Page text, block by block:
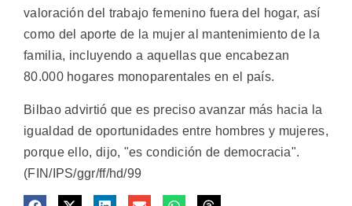
valoración del trabajo femenino fuera del hogar, así
como del aporte de la mujer al mantenimiento de la
familia, incluyendo a aquellas que encabezan
80.000 hogares monoparentales en el país.
Bilbao advirtió que es preciso avanzar más hacia la
igualdad de oportunidades entre hombres y mujeres,
porque ello, dijo, "es condición de democracia".
(FIN/IPS/ggr/ff/hd/99